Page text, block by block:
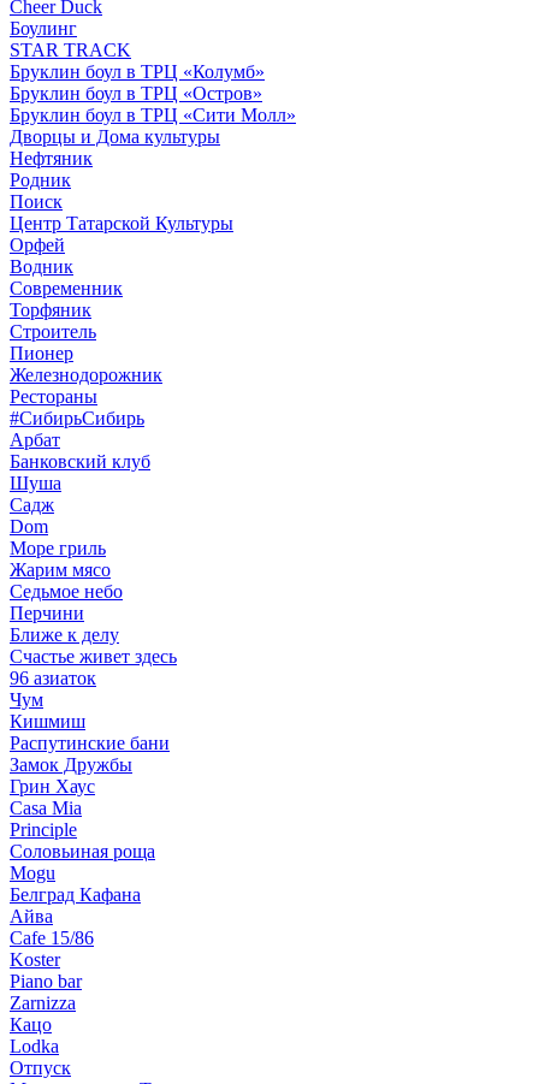
Cheer Duck
Боулинг
STAR TRACK
Бруклин боул в ТРЦ «Колумб»
Бруклин боул в ТРЦ «Остров»
Бруклин боул в ТРЦ «Сити Молл»
Дворцы и Дома культуры
Нефтяник
Родник
Поиск
Центр Татарской Культуры
Орфей
Водник
Современник
Торфяник
Строитель
Пионер
Железнодорожник
Рестораны
#СибирьСибирь
Арбат
Банковский клуб
Шуша
Садж
Dom
Море гриль
Жарим мясо
Седьмое небо
Перчини
Ближе к делу
Счастье живет здесь
96 азиаток
Чум
Кишмиш
Распутинские бани
Замок Дружбы
Грин Хаус
Casa Mia
Principle
Соловьиная роща
Mogu
Белград Кафана
Айва
Cafe 15/86
Koster
Piano bar
Zarnizza
Кацо
Lodka
Отпуск